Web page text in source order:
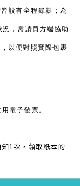
設有全程錄影；為
，需請買方端協助
以便對照實際包裹
電子發票。
1次，領取紙本的